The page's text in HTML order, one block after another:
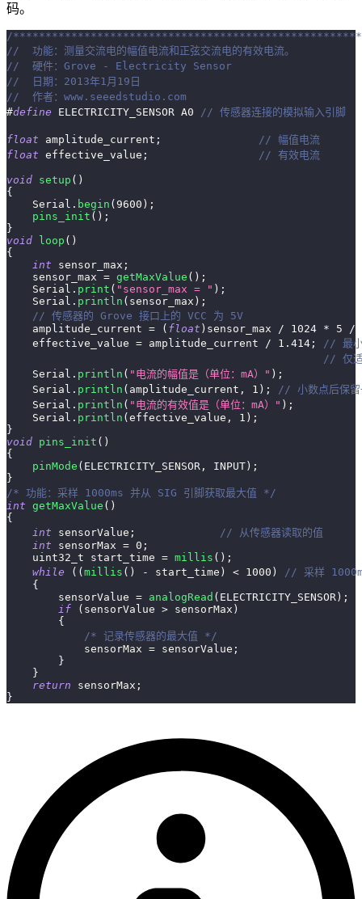
码。
/
//  功能：测量交流电的幅值电流和正弦交流电的有效电流。
//  硬件：Grove - Electricity Sensor
//  日期：2013年1月19日
//  作者：www.seeedstudio.com
#define ELECTRICITY_SENSOR A0 // 传感器连接的模拟输入引脚
float amplitude_current ;
// 幅值电流
float effective_value ; // 有效电流
void setup ( )
{
    Serial
. begin (9600 ) ;
pins_init ( ) ;
}
void loop ( )
{
int sensor_max ;
    sensor_max
= getMaxValue ( ) ;
    Serial
. print ( "sensor_max = " ) ;
    Serial
. println ( sensor_max ) ;
// 传感器的 Grove 接口上的 VCC 为 5V
    amplitude_current
= ( float ) sensor_max / 1024 * 5
/
    effective_value
= amplitude_current / 1.414 ;
// 最
// 仅适
    Serial
. println ( "电流的幅值是（单位：mA）" ) ;
    Serial
. println ( amplitude_current , 1 ) ;
// 小数点后保留
    Serial
. println ( "电流的有效值是（单位：mA）" ) ;
    Serial
. println (effective_value , 1 ) ;
}
void pins_init ( )
{
pinMode ( ELECTRICITY_SENSOR , INPUT) ;
}
/* 功能：采样 1000ms 并从 SIG 引脚获取最大值 */
int getMaxValue ( )
{
int sensorValue ;
// 从传感器读取的值
int sensorMax = 0 ;
uint32_t start_time = millis ( ) ;
while
( (millis ( ) - start_time ) < 1000 )
// 采样
{
        sensorValue
= analogRead ( ELECTRICITY_SENSOR ) ;
if
( sensorValue > sensorMax )
{
/* 记录传感器的最大值 */
            sensorMax
= sensorValue ;
}
}
return sensorMax ;
}